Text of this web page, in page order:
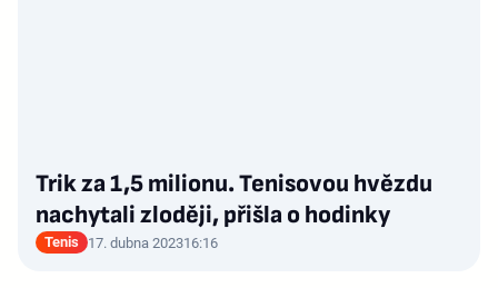
Trik za 1,5 milionu. Tenisovou hvězdu
nachytali zloději, přišla o hodinky
Tenis 17. dubna 202316:16